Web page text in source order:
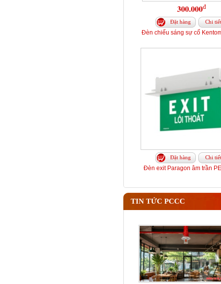
300.000đ
Đặt hàng Chi tiết
Đèn chiếu sáng sự cố
Đặt hàng Chi tiết
Đèn exit Paragon âm trần
TIN TỨC PCCC